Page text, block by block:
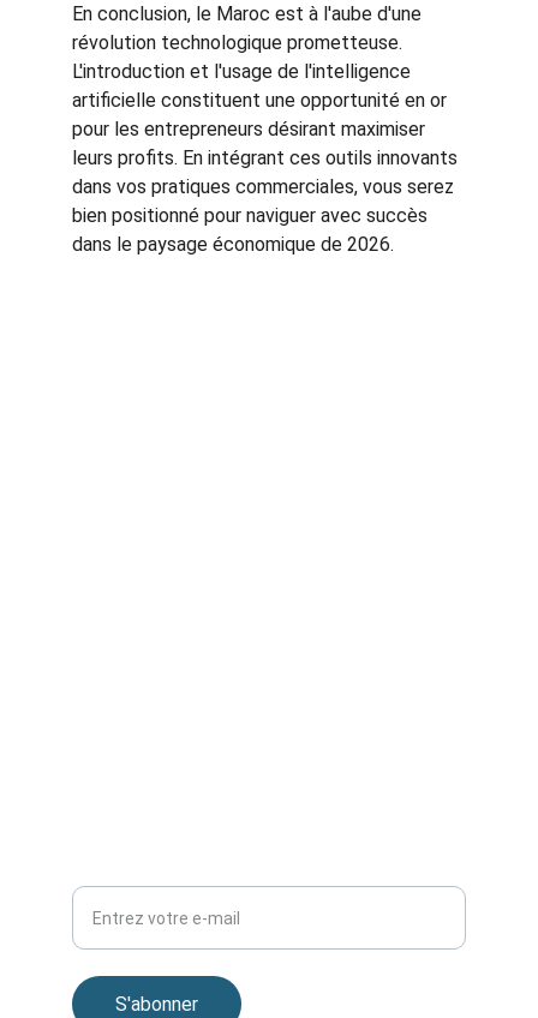
En conclusion, le Maroc est à l'aube d'une
révolution technologique prometteuse.
L'introduction et l'usage de l'intelligence
artificielle constituent une opportunité en or
pour les entrepreneurs désirant maximiser
leurs profits. En intégrant ces outils innovants
dans vos pratiques commerciales, vous serez
bien positionné pour naviguer avec succès
dans le paysage économique de 2026.
S'abonner